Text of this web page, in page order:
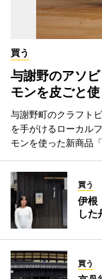
買う
与謝野のアソ
モンを皮ごと使
与謝野町のクラフト
を手がけるローカル
モンを使った新商品
買う
伊根
した
買う